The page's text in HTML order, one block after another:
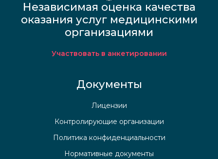
Независимая оценка качества
оказания услуг медицинскими
организациями
Участвовать в анкетировании
Документы
Лицензии
Контролирующие организации
Политика конфиденциальности
Нормативные документы